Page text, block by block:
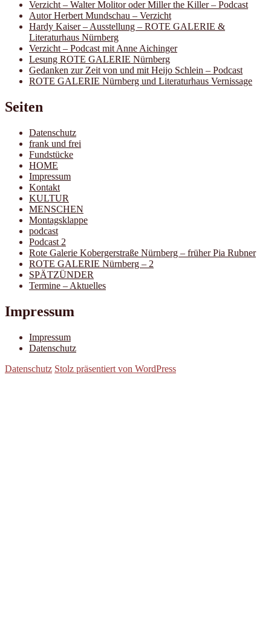
Verzicht – Walter Molitor oder Miller the Killer – Podcast
Autor Herbert Mundschau – Verzicht
Hardy Kaiser – Ausstellung – ROTE GALERIE &
Literaturhaus Nürnberg
Verzicht – Podcast mit Anne Aichinger
Lesung ROTE GALERIE Nürnberg
Gedanken zur Zeit von und mit Heijo Schlein – Podcast
ROTE GALERIE Nürnberg und Literaturhaus Vernissage
Seiten
Datenschutz
frank und frei
Fundstücke
HOME
Impressum
Kontakt
KULTUR
MENSCHEN
Montagsklappe
podcast
Podcast 2
Rote Galerie Kobergerstraße Nürnberg – früher Pia Rubner
ROTE GALERIE Nürnberg – 2
SPÄTZÜNDER
Termine – Aktuelles
Impressum
Impressum
Datenschutz
Datenschutz Stolz präsentiert von WordPress